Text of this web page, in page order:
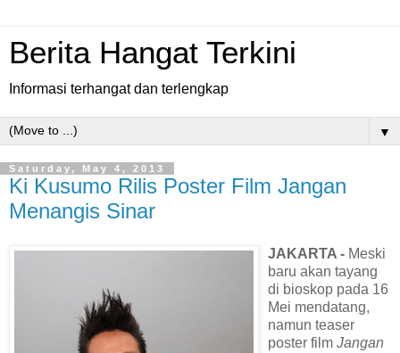
Berita Hangat Terkini
Informasi terhangat dan terlengkap
▼
Saturday, May 4, 2013
Ki Kusumo Rilis Poster Film Jangan
Menangis Sinar
JAKARTA - Meski
baru akan tayang
di bioskop pada 16
Mei mendatang,
namun teaser
poster film Jangan